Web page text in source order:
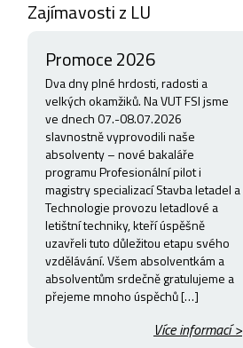
Zajímavosti z LU
Promoce 2026
Dva dny plné hrdosti, radosti a
velkých okamžiků. Na VUT FSI jsme
ve dnech 07.-08.07.2026
slavnostně vyprovodili naše
absolventy – nové bakaláře
programu Profesionální pilot i
magistry specializací Stavba letadel a
Technologie provozu letadlové a
letištní techniky, kteří úspěšně
uzavřeli tuto důležitou etapu svého
vzdělávání. Všem absolventkám a
absolventům srdečně gratulujeme a
přejeme mnoho úspěchů […]
Více informací >